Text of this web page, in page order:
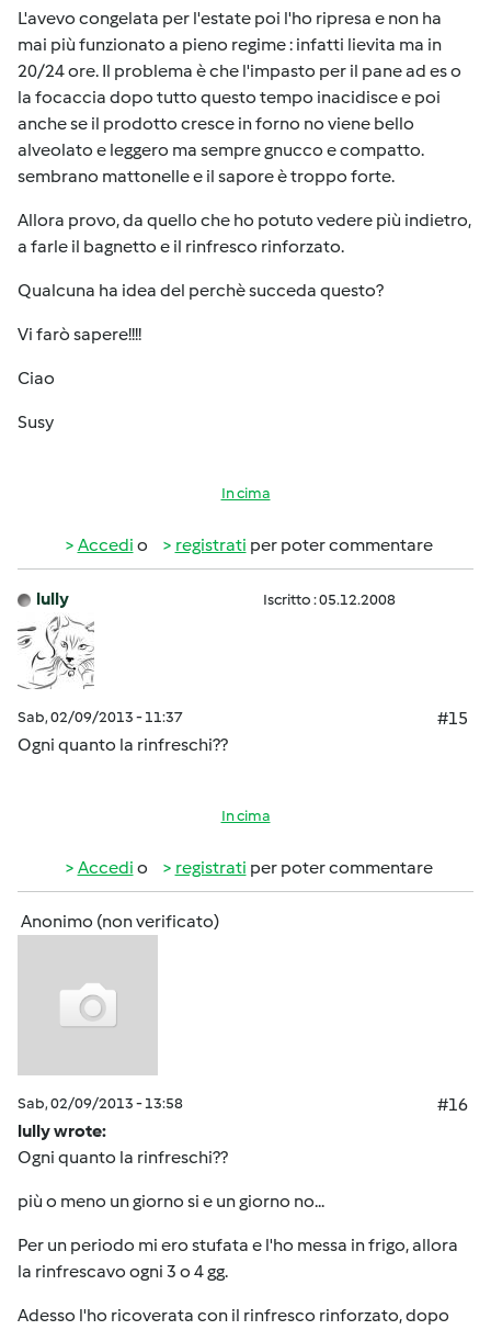
L'avevo congelata per l'estate poi l'ho ripresa e non ha
mai più funzionato a pieno regime : infatti lievita ma in
20/24 ore. Il problema è che l'impasto per il pane ad es o
la focaccia dopo tutto questo tempo inacidisce e poi
anche se il prodotto cresce in forno no viene bello
alveolato e leggero ma sempre gnucco e compatto.
sembrano mattonelle e il sapore è troppo forte.
Allora provo, da quello che ho potuto vedere più indietro,
a farle il bagnetto e il rinfresco rinforzato.
Qualcuna ha idea del perchè succeda questo?
Vi farò sapere!!!!
Ciao
Susy
In cima
Accedi o registrati per poter commentare
lully Iscritto : 05.12.2008
Sab, 02/09/2013 - 11:37
#15
Ogni quanto la rinfreschi??
In cima
Accedi o registrati per poter commentare
Anonimo (non verificato)
Sab, 02/09/2013 - 13:58
#16
lully wrote:
Ogni quanto la rinfreschi??
più o meno un giorno si e un giorno no...
Per un periodo mi ero stufata e l'ho messa in frigo, allora
la rinfrescavo ogni 3 o 4 gg.
Adesso l'ho ricoverata con il rinfresco rinforzato, dopo